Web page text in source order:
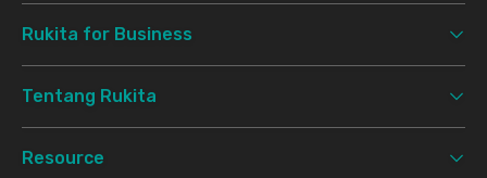
Rukita for Business
Tentang Rukita
Resource